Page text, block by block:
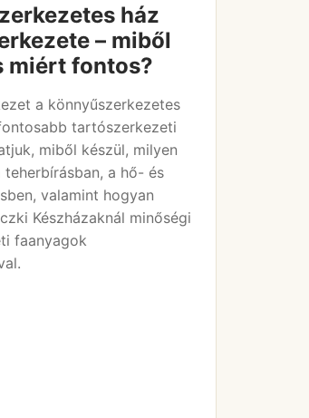
ház
– miből
miért fontos?
a könnyűszerkezetes
tartószerkezeti
miből készül, milyen
teherbírásban, a hő- és
valamint hogyan
Készházaknál minőségi
faanyagok